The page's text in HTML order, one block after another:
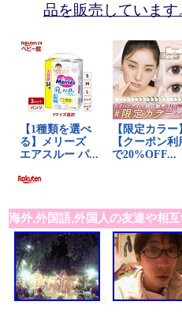
品を販売しています
海外,外国語,外国人の友達や相